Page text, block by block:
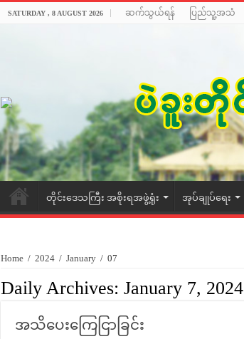
SATURDAY , 8 AUGUST 2026 ဆက်သွယ်ရန် ပြည်သူ့အသံ
တိုင်းဒေသကြီး အစိုးရအဖွဲ့ရုံး အုပ်ချုပ်ရေး
Home / 2024 / January / 07
Daily Archives: January 7, 2024
အသိပေးကြေငြာခြင်း